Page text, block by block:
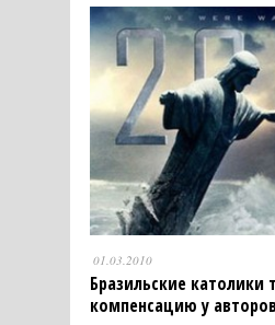
01.03.2010
Бразильские католики
компенсацию у